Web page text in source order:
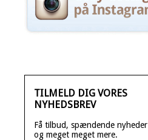
TILMELD DIG VORES
NYHEDSBREV
Få tilbud, spændende nyheder
og meget meget mere.